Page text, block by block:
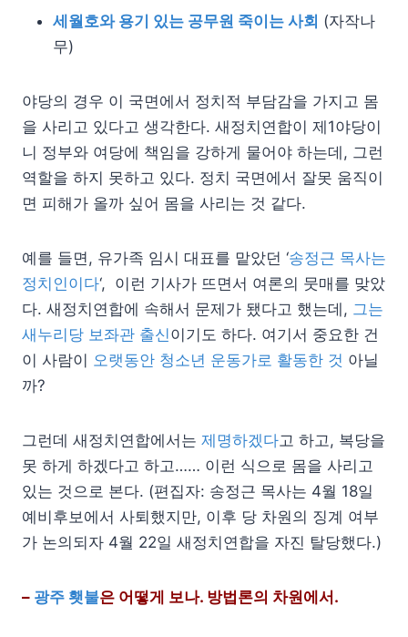
세월호와 용기 있는 공무원 죽이는 사회 (자작나
무)
야당의 경우 이 국면에서 정치적 부담감을 가지고 몸
을 사리고 있다고 생각한다. 새정치연합이 제1야당이
니 정부와 여당에 책임을 강하게 물어야 하는데, 그런
역할을 하지 못하고 있다. 정치 국면에서 잘못 움직이
면 피해가 올까 싶어 몸을 사리는 것 같다.
예를 들면, 유가족 임시 대표를 맡았던 ‘송정근 목사는
정치인이다‘, 이런 기사가 뜨면서 여론의 뭇매를 맞았
다. 새정치연합에 속해서 문제가 됐다고 했는데, 그는
새누리당 보좌관 출신이기도 하다. 여기서 중요한 건
이 사람이 오랫동안 청소년 운동가로 활동한 것 아닐
까?
그런데 새정치연합에서는 제명하겠다고 하고, 복당을
못 하게 하겠다고 하고…… 이런 식으로 몸을 사리고
있는 것으로 본다. (편집자: 송정근 목사는 4월 18일
예비후보에서 사퇴했지만, 이후 당 차원의 징계 여부
가 논의되자 4월 22일 새정치연합을 자진 탈당했다.)
– 광주 횃불은 어떻게 보나. 방법론의 차원에서.